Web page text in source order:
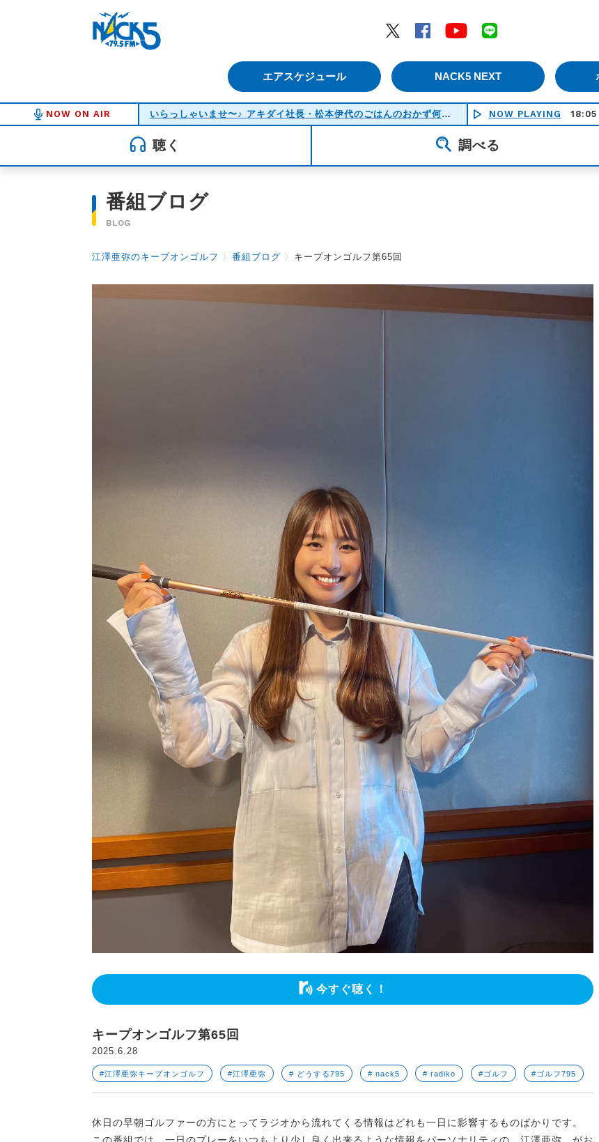
Twitter
Facebook YouTube
エアスケジュール NACK5 NEXT
NOW ON AIR いらっしゃいませ〜♪ アキダイ社長・松本伊代のごはんのおかず何にする？ (21:30-22:00)
NOW PLAYING 18:05
聴く 調べる
番組ブログ
BLOG
江澤亜弥のキープオンゴルフ 〉 番組ブログ 〉 キープオンゴルフ第65回
今すぐ聴く！
キープオンゴルフ第65回
2025.6.28
#江澤亜弥キープオンゴルフ #江澤亜弥 # どうする795 # nack5 # radiko #ゴルフ #ゴルフ795
休日の早朝ゴルファーの方にとってラジオから流れてくる情報はどれも一日に影響するものばかりです。
この番組では、一日のプレーをいつもより少し良く出来るような情報をパーソナリティの 江澤亜弥 がお